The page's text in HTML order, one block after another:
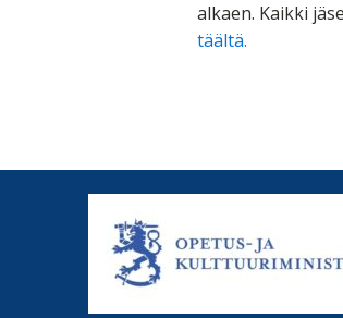
alkaen. Kaikki
täältä.